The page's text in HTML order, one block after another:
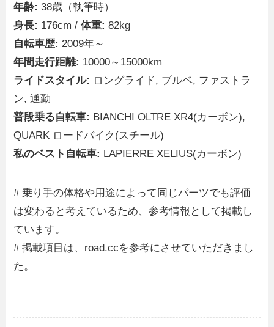
年齢: 38歳（執筆時）
身長: 176cm /体重: 82kg
自転車歴: 2009年～
年間走行距離: 10000～15000km
ライドスタイル: ロングライド, ブルベ, ファストラ
ン, 通勤
普段乗る自転車: BIANCHI OLTRE XR4(カーボン),
QUARK ロードバイク(スチール)
私のベスト自転車: LAPIERRE XELIUS(カーボン)
# 乗り手の体格や用途によって同じパーツでも評価
は変わると考えているため、参考情報として掲載し
ています。
# 掲載項目は、road.ccを参考にさせていただきまし
た。